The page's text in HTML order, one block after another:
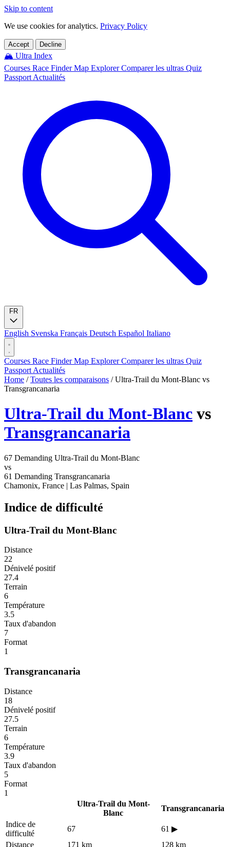
Skip to content
We use cookies for analytics. Privacy Policy
Accept Decline
🏔️ Ultra Index
Courses Race FinderMap ExplorerComparer les ultras Quiz
Passport Actualités
English Svenska Français Deutsch Español Italiano
Courses Race FinderMap ExplorerComparer les ultras Quiz
Passport Actualités
Home / Toutes les comparaisons / Ultra-Trail du Mont-Blanc vs
Transgrancanaria
Ultra-Trail du Mont-Blanc vs
Transgrancanaria
67 Demanding Ultra-Trail du Mont-Blanc
vs
61 Demanding Transgrancanaria
Chamonix, France | Las Palmas, Spain
Indice de difficulté
Ultra-Trail du Mont-Blanc
Distance
22
Dénivelé positif
27.4
Terrain
6
Température
3.5
Taux d'abandon
7
Format
1
Transgrancanaria
Distance
18
Dénivelé positif
27.5
Terrain
6
Température
3.9
Taux d'abandon
5
Format
1
Ultra-Trail du Mont-
Blanc
Transgrancanaria
Indice de
difficulté
67 61 ▶
Distance
171 km
128 km